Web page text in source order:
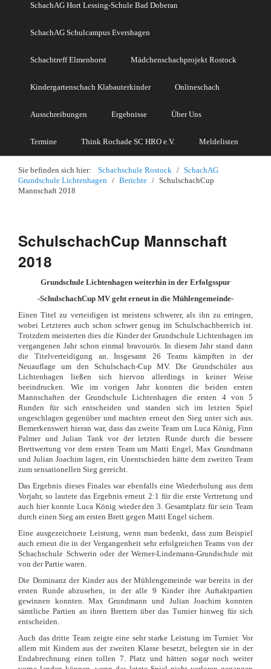
SchachAG Hort Lessing-Schule Bad Doberan
SchachAG Schulcampus Evershagen
Schachtreff Elmenhorst Mädchenschachprojekt Rostock
Kindergartenschach Klabauterkinder Onlineschach
Ausschreibungen Ergebnisse Über Uns
Termine Think Rochade SC HRO e.V. Meldelisten
Sie befinden sich hier: Schachschule Rostock / SchachAG
Grundschule Lichtenhagen
/ Berichte / SchulschachCup
Mannschaft 2018
SchulschachCup Mannschaft
2018
Grundschule Lichtenhagen weiterhin in der Erfolgsspur
-SchulschachCup MV geht erneut in die Mühlengemeinde-
Einen Titel zu verteidigen ist meistens schwerer, als ihn zu erringen,
wobei Letzteres auch schon schwer genug im Schulschachbereich ist.
Trotzdem meisterten dies die Kinder der Grundschule Lichtenhagen im
vergangenen Jahr schon einmal bravourös. In diesem Jahr stand dann
die Titelverteidigung an. Insgesamt 26 Teams kämpften in der
Neuauflage um den Schulschach-Cup MV. Die Grundschüler aus
Lichtenhagen ließen sich hiervon allerdings in keiner Weise
beeindrucken. Wie im vorigen Jahr konnten die beiden ersten
Mannschaften der Grundschule Lichtenhagen die ersten 4 von 5
Runden für sich entscheiden und standen sich im letzten Spiel
ungeschlagen gegenüber und machten erneut den Sieg unter sich aus.
Bemerkenswert hieran war, dass das zweite Team um Luca König, Finn
Palmer und Julian Tank vor der letzten Runde durch die bessere
Brettwertung vor dem ersten Team um Matti Engel, Max Grundmann
und Julian Joachim lagen, ein Unentschieden hätte dem zweiten Team
zum sensationellen Sieg gereicht.
Das Ergebnis dieses Finales war ebenfalls eine Wiederholung aus dem
Vorjahr, so lautete das Ergebnis erneut 2:1 für die erste Vertretung und
auch hier konnte Luca König wieder den 3. Gesamtplatz für sein Team
durch einen Sieg am ersten Brett gegen Matti Engel sichern.
Eine ausgezeichnete Leistung, wenn man bedenkt, dass zum Beispiel
auch erneut die in der Vergangenheit sehr erfolgreichen Teams von der
Schachschule Schwerin oder der Werner-Lindemann-Grundschule mit
von der Partie waren.
Die Dominanz der Kinder aus der Mühlengemeinde war bereits in der
ersten Runde abzusehen, in der alle 9 Kinder ihre Auftaktpartien
gewinnen konnten. Max Grundmann und Julian Joachim konnten
sämtliche Partien an ihren Brettern über das Turnier hinweg für sich
entscheiden.
Auch das dritte Team zeigte eine sehr starke Leistung im Turnier. Vor
allem mit Kindern aus der zweiten Klasse besetzt, belegten sie in der
Endabrechnung einen tollen 7. Platz und hätten sogar noch weiter